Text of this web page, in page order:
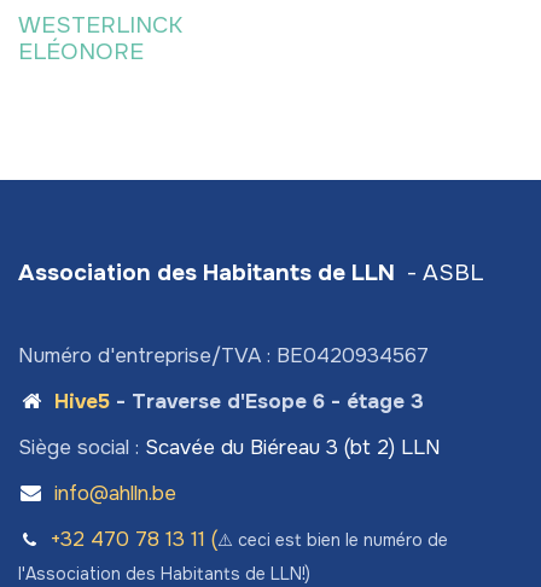
WESTERLINCK
ELÉONORE
Association des Habitants de LLN - ASBL
Numéro d'entreprise/TVA : BE0420934567
Hive5- Traverse d'Esope 6 - étage 3
Siège social : Scavée du Biéreau 3 (bt 2) LLN
info@ahlln.be
+32 470 78​ 13 11 (⚠️ ceci est bien le numéro de
l'Association des Habitants de LLN!)